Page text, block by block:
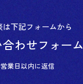
は下記フォームから
わせフォーム
業日以内に返信